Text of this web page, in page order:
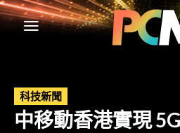
科技新聞
中移動香港實現